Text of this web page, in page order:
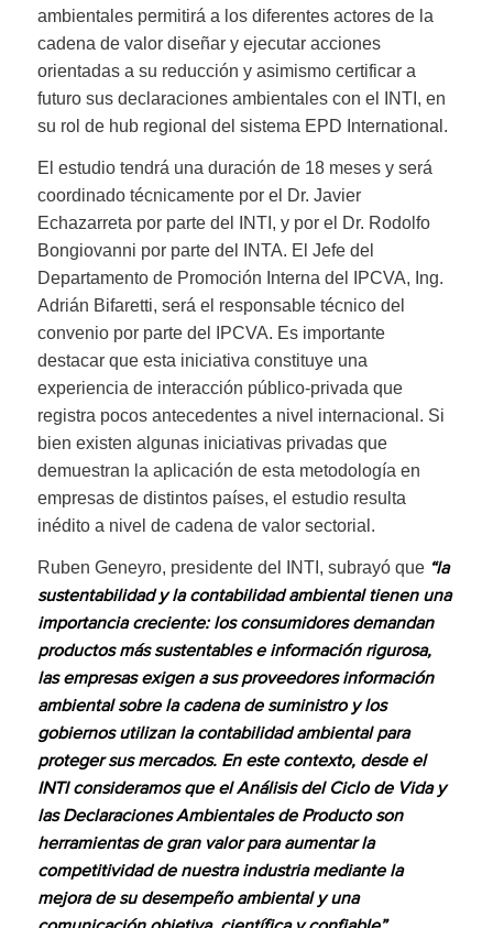
ambientales permitirá a los diferentes actores de la
cadena de valor diseñar y ejecutar acciones
orientadas a su reducción y asimismo certificar a
futuro sus declaraciones ambientales con el INTI, en
su rol de hub regional del sistema EPD International.
El estudio tendrá una duración de 18 meses y será
coordinado técnicamente por el Dr. Javier
Echazarreta por parte del INTI, y por el Dr. Rodolfo
Bongiovanni por parte del INTA. El Jefe del
Departamento de Promoción Interna del IPCVA, Ing.
Adrián Bifaretti, será el responsable técnico del
convenio por parte del IPCVA. Es importante
destacar que esta iniciativa constituye una
experiencia de interacción público-privada que
registra pocos antecedentes a nivel internacional. Si
bien existen algunas iniciativas privadas que
demuestran la aplicación de esta metodología en
empresas de distintos países, el estudio resulta
inédito a nivel de cadena de valor sectorial.
Ruben Geneyro, presidente del INTI, subrayó que “la
sustentabilidad y la contabilidad ambiental tienen una
importancia creciente: los consumidores demandan
productos más sustentables e información rigurosa,
las empresas exigen a sus proveedores información
ambiental sobre la cadena de suministro y los
gobiernos utilizan la contabilidad ambiental para
proteger sus mercados. En este contexto, desde el
INTI consideramos que el Análisis del Ciclo de Vida y
las Declaraciones Ambientales de Producto son
herramientas de gran valor para aumentar la
competitividad de nuestra industria mediante la
mejora de su desempeño ambiental y una